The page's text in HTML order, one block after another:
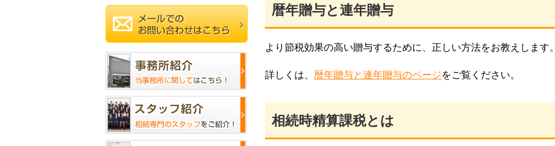
暦年贈与と連年贈与
より節税効果の高い贈与するために、正しい方法をお教えします。
詳しくは、 暦年贈与と連年贈与のページをご覧ください。
相続時精算課税とは